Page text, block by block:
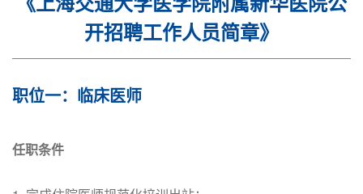
开招聘工作人员简章》
职位一：临床医师
任职条件